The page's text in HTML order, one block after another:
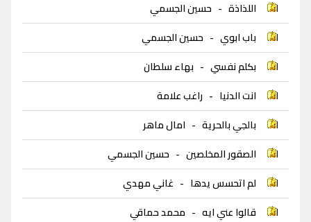
اللذاذة - حسين الجسمي
باب ابوي - حسين الجسمي
بكلم نفسي - بهاء سلطان
انت الدنيا - راغب علامة
بالجي بالحرية - امال ماهر
الصقور المخلصين - حسين الجسمي
لم اتحسس يدها - غاني مهدي
قالوا عني ايه - محمد حماقي